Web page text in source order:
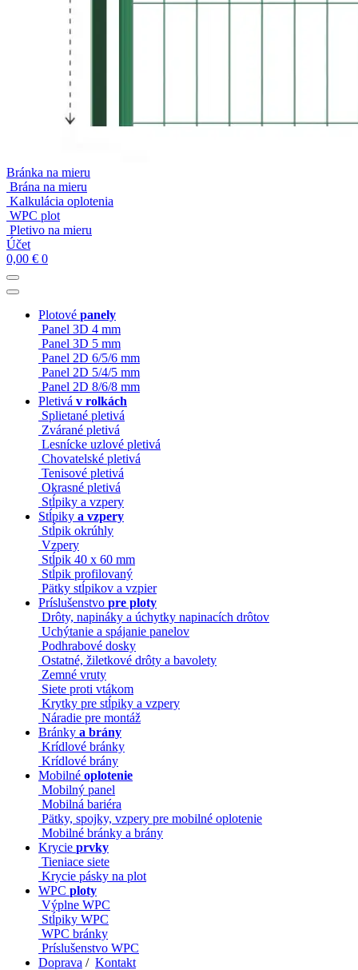
Bránka na mieru
Brána na mieru
Kalkulácia oplotenia
WPC plot
Pletivo na mieru
Účet
0,00 € 0
Plotové panely
Panel 3D 4 mm
Panel 3D 5 mm
Panel 2D 6/5/6 mm
Panel 2D 5/4/5 mm
Panel 2D 8/6/8 mm
Pletivá v rolkách
Splietané pletivá
Zvárané pletivá
Lesnícke uzlové pletivá
Chovatelské pletivá
Tenisové pletivá
Okrasné pletivá
Stĺpiky a vzpery
Stĺpiky a vzpery
Stĺpik okrúhly
Vzpery
Stĺpik 40 x 60 mm
Stĺpik profilovaný
Pätky stĺpikov a vzpier
Príslušenstvo pre ploty
Drôty, napináky a úchytky napinacích drôtov
Uchýtanie a spájanie panelov
Podhrabové dosky
Ostatné, žiletkové drôty a bavolety
Zemné vruty
Siete proti vtákom
Krytky pre stĺpiky a vzpery
Náradie pre montáž
Bránky a brány
Krídlové bránky
Krídlové brány
Mobilné oplotenie
Mobilný panel
Mobilná bariéra
Pätky, spojky, vzpery pre mobilné oplotenie
Mobilné bránky a brány
Krycie prvky
Tieniace siete
Krycie pásky na plot
WPC ploty
Výplne WPC
Stĺpiky WPC
WPC bránky
Príslušenstvo WPC
Doprava / Kontakt